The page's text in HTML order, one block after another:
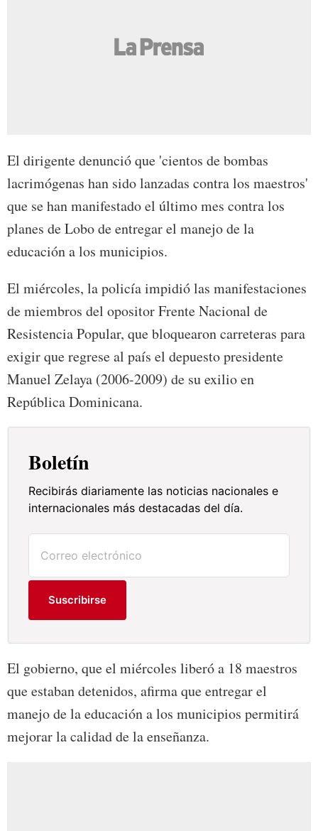
El dirigente denunció que 'cientos de bombas
lacrimógenas han sido lanzadas contra los maestros'
que se han manifestado el último mes contra los
planes de Lobo de entregar el manejo de la
educación a los municipios.
El miércoles, la policía impidió las manifestaciones
de miembros del opositor Frente Nacional de
Resistencia Popular, que bloquearon carreteras para
exigir que regrese al país el depuesto presidente
Manuel Zelaya (2006-2009) de su exilio en
República Dominicana.
Boletín
Recibirás diariamente las noticias nacionales e
internacionales más destacadas del día.
Suscribirse
El gobierno, que el miércoles liberó a 18 maestros
que estaban detenidos, afirma que entregar el
manejo de la educación a los municipios permitirá
mejorar la calidad de la enseñanza.